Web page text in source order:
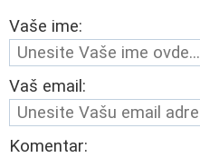
Vaše ime:
Vaš email:
Komentar: